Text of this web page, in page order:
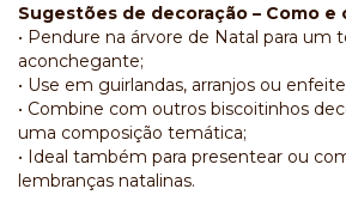
Sugestões de decoração – Como e
• Pendure na árvore de Natal para um
aconchegante;
• Use em guirlandas, arranjos ou
• Combine com outros biscoitinhos
uma composição temática;
• Ideal também para presentear ou
lembranças natalinas.